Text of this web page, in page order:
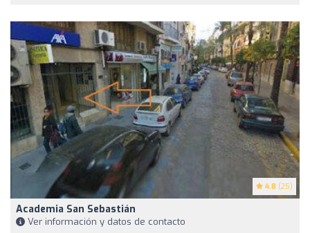
4.8 (25)
Academia San Sebastián
Ver información y datos de contacto